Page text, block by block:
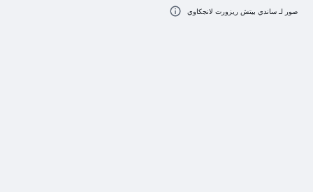
صور لـ ساندي بيتش ريزورت لانجكاوي